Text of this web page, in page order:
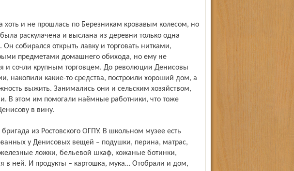
раскулачена и выслана из деревни только одна
собирался открыть лавку и торговать нитками,
предметами домашнего обихода, но ему не
и сочли крупным торговцем. До революции Денисовы
накопили какие-то средства, построили хороший дом, а
выжить. Занимались они и сельским хозяйством,
В этом им помогали наёмные работники, что тоже
в вину.
у Денисовых вещей – подушки, перина, матрас,
железные ложки, бельевой шкаф, кожаные ботинки,
в ней. И продукты – картошка, мука… Отобрали и дом,